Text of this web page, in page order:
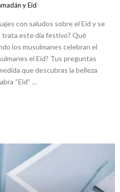
y Eid
con saludos sobre el Eid y se
este día festivo? Qué
los musulmanes celebran el
el Eid? Tus preguntas
que descubras la belleza
“Eid” …